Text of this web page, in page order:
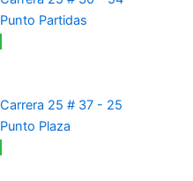
Punto Partidas
Carrera 25 # 37 - 25
Punto Plaza